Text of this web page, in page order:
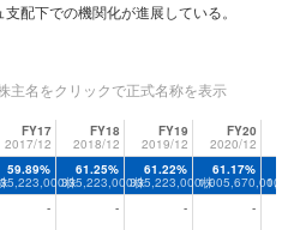
配下での機関化が進展している。
主名をクリックで正式名称を表示
FY17
2017/12
FY18
2018/12
FY19
2019/12
FY20
2020/12
59.89%
株
61.25%
335,223,000株
61.22%
335,223,000株
61.17%
1,005,670,000株
- - - -